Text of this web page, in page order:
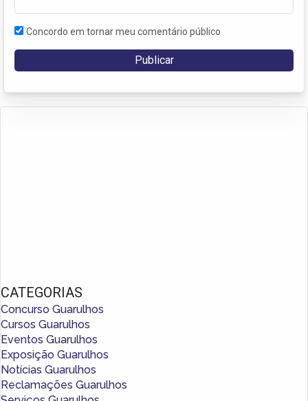
Concordo em tornar meu comentário público
CATEGORIAS
Concurso Guarulhos
Cursos Guarulhos
Eventos Guarulhos
Exposição Guarulhos
Notícias Guarulhos
Reclamações Guarulhos